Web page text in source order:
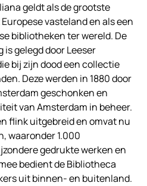
geldt als de grootste
vasteland en als een
bibliotheken ter wereld. De
is gelegd door Leeser
bij zijn dood een collectie
Deze werden in 1880 door
geschonken en
van Amsterdam in beheer.
flink uitgebreid en omvat nu
waaronder 1.000
gedrukte werken en
bedient de Bibliotheca
uit binnen- en buitenland.